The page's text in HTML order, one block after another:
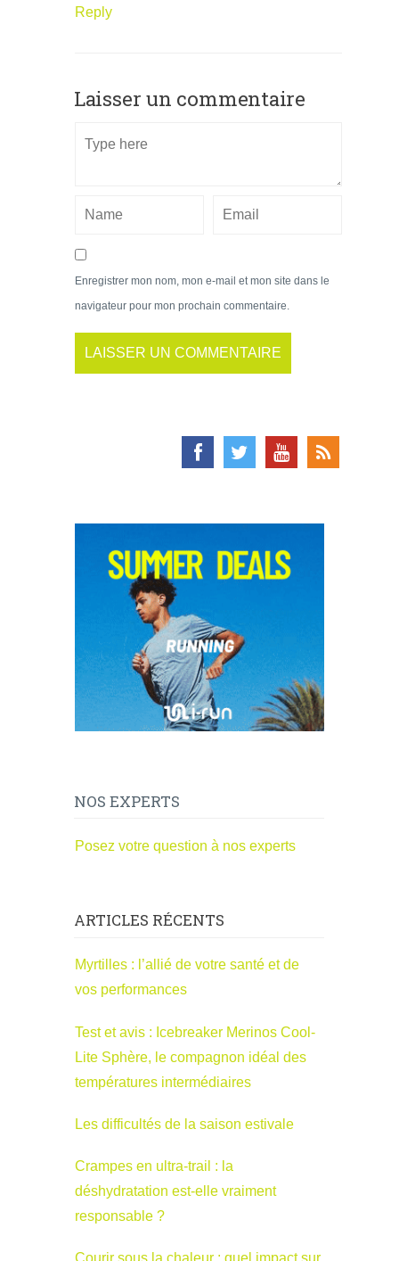
Reply
Laisser un commentaire
Enregistrer mon nom, mon e-mail et mon site dans le
navigateur pour mon prochain commentaire.
NOS EXPERTS
Posez votre question à nos experts
ARTICLES RÉCENTS
Myrtilles : l’allié de votre santé et de
vos performances
Test et avis : Icebreaker Merinos Cool-
Lite Sphère, le compagnon idéal des
températures intermédiaires
Les difficultés de la saison estivale
Crampes en ultra-trail : la
déshydratation est-elle vraiment
responsable ?